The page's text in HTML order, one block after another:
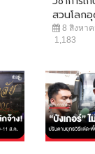
สวนโลกอุ
8 สิงหา
1,183